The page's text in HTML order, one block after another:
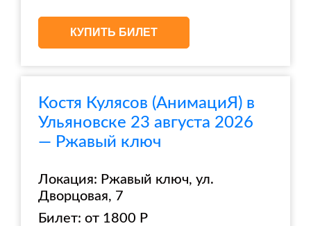
КУПИТЬ БИЛЕТ
Костя Кулясов (АнимациЯ) в
Ульяновске 23 августа 2026
— Ржавый ключ
Локация: Ржавый ключ, ул.
Дворцовая, 7
Билет: от 1800 Р